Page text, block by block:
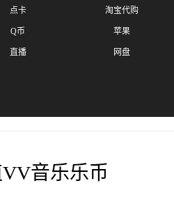
点卡 淘宝代购
Q币 苹果
直播 网盘
音乐乐币